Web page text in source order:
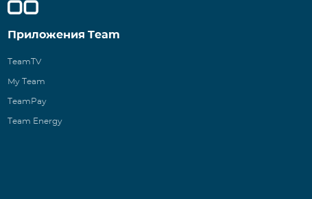
Приложения Team
TeamTV
My Team
TeamPay
Team Energy